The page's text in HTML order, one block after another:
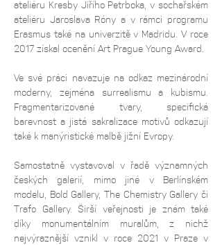
ateliéru Kresby Jiřího Petrboka, v sochařském
ateliéru Jaroslava Róny a v rámci programu
Erasmus také na univerzitě v Madridu. V roce
2017 získal ocenění Art Prague Young Award.
Ve své práci navazuje na odkaz mezinárodní
moderny, zejména surrealismu a kubismu.
Fragmentarizované tvary, specifická
barevnost a jistá sakralizace motivů odkazují
také k manýristické malbě jižní Evropy.
Samostatně vystavoval v řadě významných
českých galerií, mimo jiné v Berlínském
modelu, Bold Gallery, The Chemistry Gallery či
Trafo Gallery. Širší veřejnosti je znám také
díky monumentálním muralům, z nichž
nejvýraznější vznikl v roce 2021 v Praze v